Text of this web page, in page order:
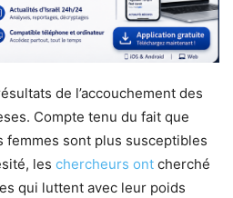
de l’accouchement des
Compte tenu du fait que
femmes sont plus susceptibles
les chercheurs ont cherché
qui luttent avec leur poids